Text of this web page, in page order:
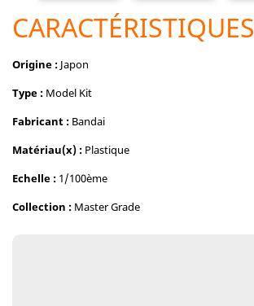
CARACTÉRISTIQUES
Origine : Japon
Type : Model Kit
Fabricant : Bandai
Matériau(x) : Plastique
Echelle : 1/100ème
Collection : Master Grade